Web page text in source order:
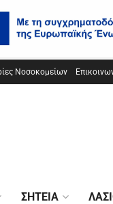
Νοσοκομείων
ΣΗΤΕΊΑ